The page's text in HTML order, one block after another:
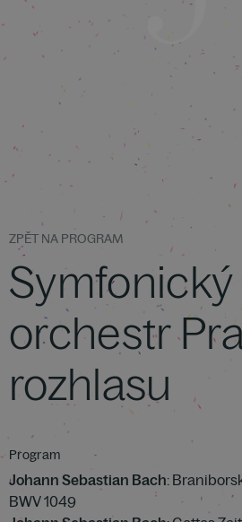
ZPĚT NA PROGRAM
Symfonický
orchestr
rozhlasu
Program
Johann Sebastian Bach:
BWV 1049